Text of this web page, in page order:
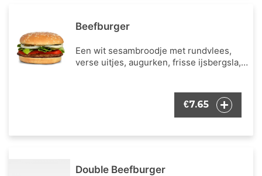
Beefburger
Een wit sesambroodje met rundvlees,
verse uitjes, augurken, frisse ijsbergsla,
€7.65
Double Beefburger